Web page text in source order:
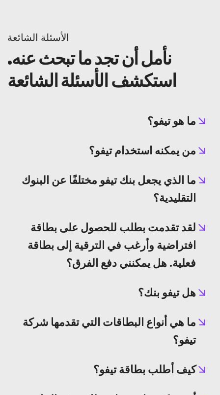
العربية
الأسئلة الشائعة
نأمل أن تجد ما تبحث عنه.
استكشف الأسئلة الشائعة
ما هو تيفو؟
من يمكنه استخدام تيفو؟
ما الذي يجعل بنك تيفو مختلفًا عن البنوك
التقليدية؟
لقد تقدمت بطلب للحصول على بطاقة
افتراضية وأرغب في الترقية إلى بطاقة
فعلية. هل يمكنني دفع الفرق؟
هل تيفو بنك؟
ما هي أنواع البطاقات التي تقدمها شركة
تيفو؟
كيف أطلب بطاقة تيفو؟